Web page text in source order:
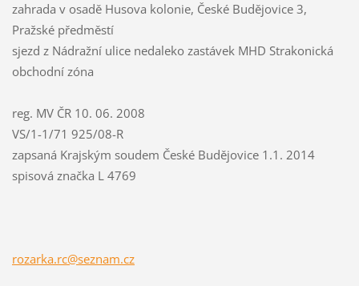
zahrada v osadě Husova kolonie, České Budějovice 3,
Pražské předměstí
sjezd z Nádražní ulice nedaleko zastávek MHD Strakonická
obchodní zóna
reg. MV ČR 10. 06. 2008
VS/1-1/71 925/08-R
zapsaná Krajským soudem České Budějovice 1.1. 2014
spisová značka L 4769
rozarka.rc@seznam.cz